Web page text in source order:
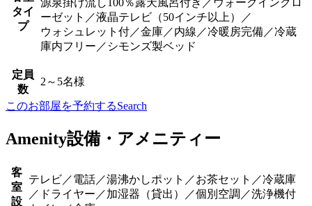
タイ
プ
源泉掛け流し100％露天風呂付き／ウォークインクロ
ーゼット／液晶テレビ（50インチ以上）／
ウォシュレット付／金庫／内線／冷暖房完備／冷蔵
庫内フリー／シモンズ製ベッド
定員
数
2～5名様
このお部屋を予約するSearch
Amenity設備・アメニティー
客
室
設
テレビ／電話／湯沸かしポット／お茶セット／冷蔵庫
／ドライヤー／加湿器（貸出）／個別空調／洗浄機付